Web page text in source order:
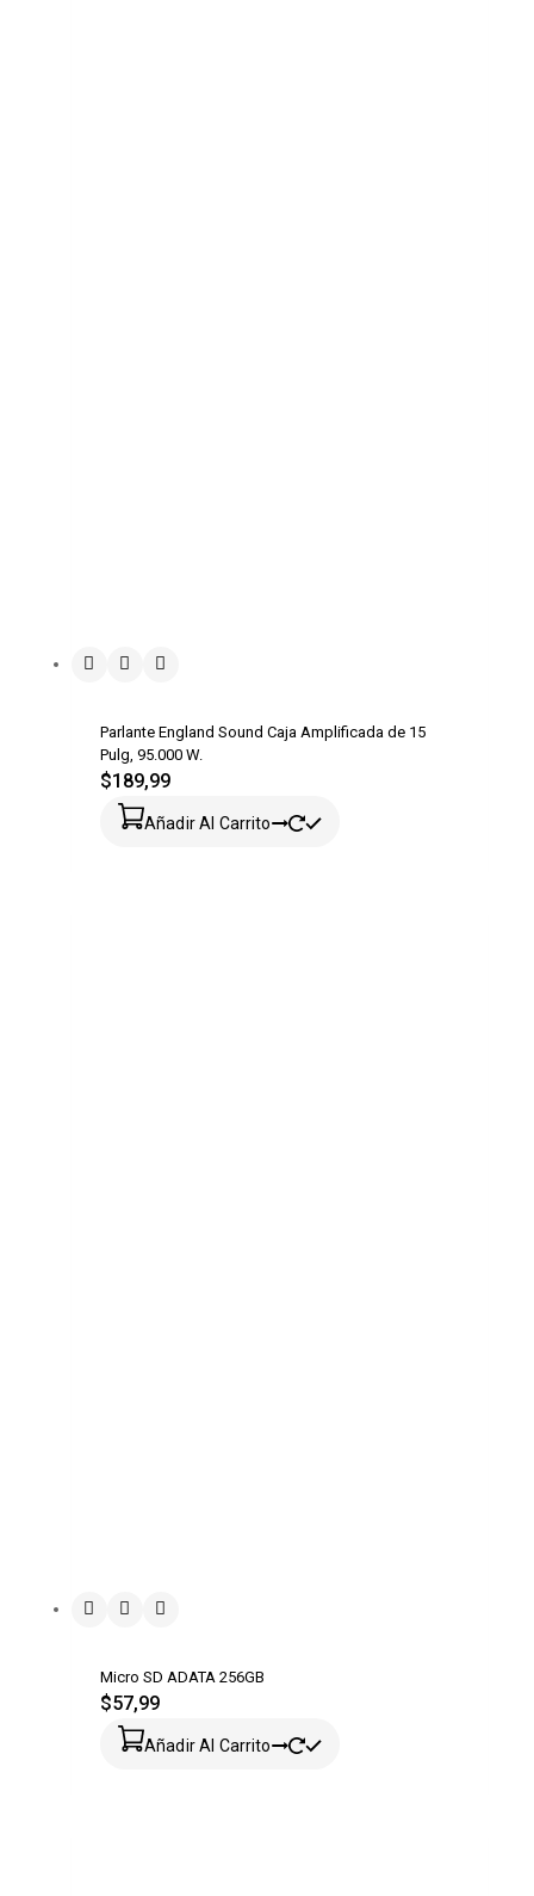
Parlante England Sound Caja Amplificada de 15
Pulg, 95.000 W.
$189,99
Añadir Al Carrito
Micro SD ADATA 256GB
$57,99
Añadir Al Carrito